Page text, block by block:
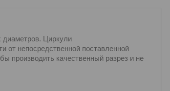
диаметров. Циркули
от непосредственной поставленной
производить качественный разрез и не